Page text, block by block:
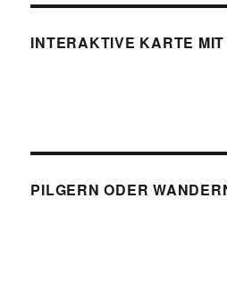
INTERAKTIVE KARTE
PILGERN ODER